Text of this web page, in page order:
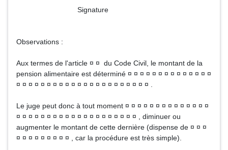
Signature
Observations :
Aux termes de l'article ¤ ¤ du Code Civil, le montant de la
pension alimentaire est déterminé ¤ ¤ ¤ ¤ ¤ ¤ ¤ ¤ ¤ ¤ ¤ ¤ ¤ ¤
¤ ¤ ¤ ¤ ¤ ¤ ¤ ¤ ¤ ¤ ¤ ¤ ¤ ¤ ¤ ¤ ¤ ¤ ¤ ¤ ¤ ¤ .
Le juge peut donc à tout moment ¤ ¤ ¤ ¤ ¤ ¤ ¤ ¤ ¤ ¤ ¤ ¤ ¤ ¤
¤ ¤ ¤ ¤ ¤ ¤ ¤ ¤ ¤ ¤ ¤ ¤ ¤ ¤ ¤ ¤ ¤ ¤ ¤ ¤ , diminuer ou
augmenter le montant de cette dernière (dispense de ¤ ¤ ¤
¤ ¤ ¤ ¤ ¤ ¤ ¤ ¤ ¤ , car la procédure est très simple).